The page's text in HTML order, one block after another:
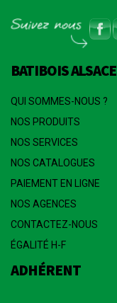
BATIBOIS ALSACE
QUI SOMMES-NOUS ?
NOS PRODUITS
NOS SERVICES
NOS CATALOGUES
PAIEMENT EN LIGNE
NOS AGENCES
CONTACTEZ-NOUS
ÉGALITÉ H-F
ADHÉRENT